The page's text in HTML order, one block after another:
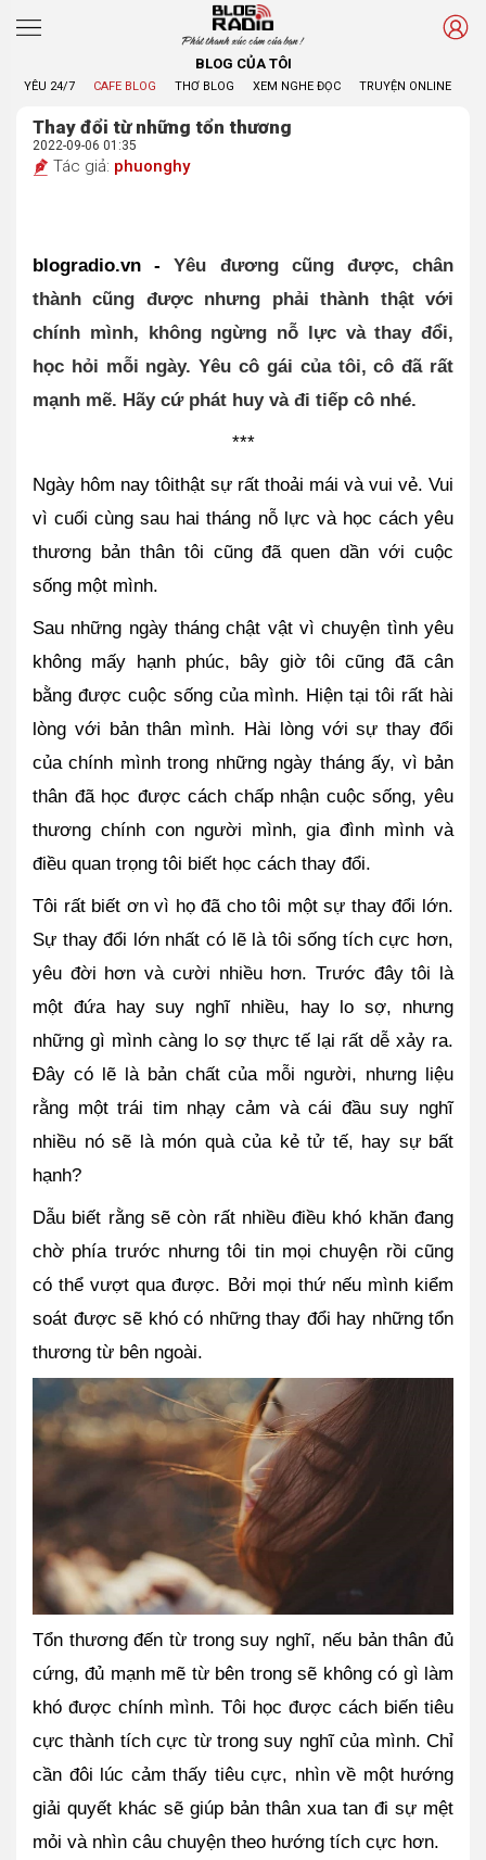
Phát thanh xúc cảm của bạn !
BLOG CỦA TÔI
YÊU 24/7 CAFE BLOG THƠ BLOG XEM NGHE ĐỌC TRUYỆN ONLINE
Thay đổi từ những tổn thương
2022-09-06 01:35
Tác giả: phuonghy
blogradio.vn - Yêu đương cũng được, chân
thành cũng được nhưng phải thành thật với
chính mình, không ngừng nỗ lực và thay đổi,
học hỏi mỗi ngày. Yêu cô gái của tôi, cô đã rất
mạnh mẽ. Hãy cứ phát huy và đi tiếp cô nhé.
***
Ngày hôm nay tôithật sự rất thoải mái và vui vẻ. Vui
vì cuối cùng sau hai tháng nỗ lực và học cách yêu
thương bản thân tôi cũng đã quen dần với cuộc
sống một mình.
Sau những ngày tháng chật vật vì chuyện tình yêu
không mấy hạnh phúc, bây giờ tôi cũng đã cân
bằng được cuộc sống của mình. Hiện tại tôi rất hài
lòng với bản thân mình. Hài lòng với sự thay đổi
của chính mình trong những ngày tháng ấy, vì bản
thân đã học được cách chấp nhận cuộc sống, yêu
thương chính con người mình, gia đình mình và
điều quan trọng tôi biết học cách thay đổi.
Tôi rất biết ơn vì họ đã cho tôi một sự thay đổi lớn.
Sự thay đổi lớn nhất có lẽ là tôi sống tích cực hơn,
yêu đời hơn và cười nhiều hơn. Trước đây tôi là
một đứa hay suy nghĩ nhiều, hay lo sợ, nhưng
những gì mình càng lo sợ thực tế lại rất dễ xảy ra.
Đây có lẽ là bản chất của mỗi người, nhưng liệu
rằng một trái tim nhạy cảm và cái đầu suy nghĩ
nhiều nó sẽ là món quà của kẻ tử tế, hay sự bất
hạnh?
Dẫu biết rằng sẽ còn rất nhiều điều khó khăn đang
chờ phía trước nhưng tôi tin mọi chuyện rồi cũng
có thể vượt qua được. Bởi mọi thứ nếu mình kiểm
soát được sẽ khó có những thay đổi hay những tổn
thương từ bên ngoài.
Tổn thương đến từ trong suy nghĩ, nếu bản thân đủ
cứng, đủ mạnh mẽ từ bên trong sẽ không có gì làm
khó được chính mình. Tôi học được cách biến tiêu
cực thành tích cực từ trong suy nghĩ của mình. Chỉ
cần đôi lúc cảm thấy tiêu cực, nhìn về một hướng
giải quyết khác sẽ giúp bản thân xua tan đi sự mệt
mỏi và nhìn câu chuyện theo hướng tích cực hơn.